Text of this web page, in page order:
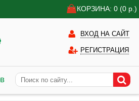
КОРЗИНА: 0 (0 р.)
ВХОД НА САЙТ
РЕГИСТРАЦИЯ